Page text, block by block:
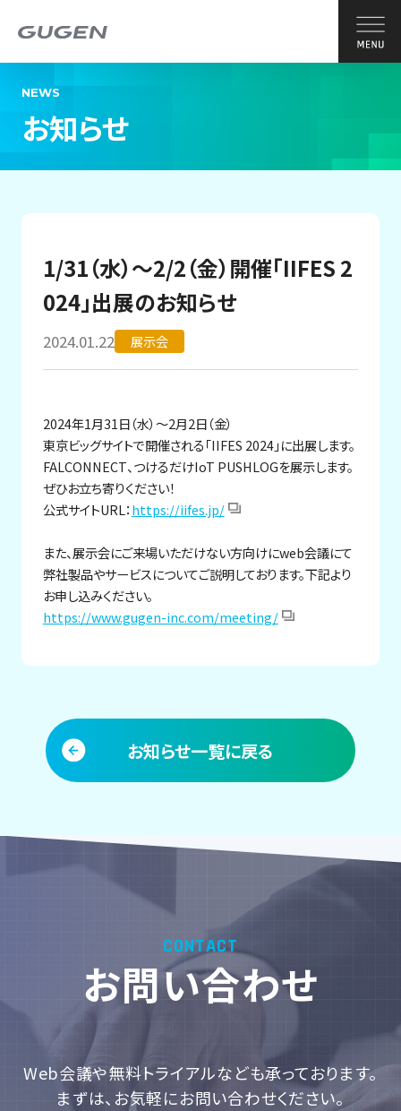
NEWS
お知らせ
1/31（水）～2/2（金）開催「IIFES 2
024」出展のお知らせ
2024.01.22 展示会
2024年1月31日（水）～2月2日（金）
東京ビッグサイトで開催される「IIFES 2024」に出展します。
FALCONNECT、つけるだけIoT PUSHLOGを展示します。
ぜひお立ち寄りください！
公式サイトURL：https://iifes.jp/
また、展示会にご来場いただけない方向けにweb会議にて
弊社製品やサービスについてご説明しております。下記より
お申し込みください。
https://www.gugen-inc.com/meeting/
お知らせ一覧に戻る
CONTACT
お問い合わせ
Web会議や無料トライアルなども承っております。
まずは、お気軽にお問い合わせください。